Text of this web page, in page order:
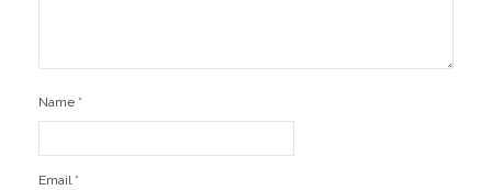
Name *
Email *